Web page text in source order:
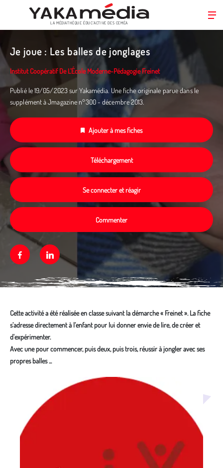
au
contenu
principal
LA MÉDIATHÈQUE ÉDUC’ACTIVE DES CEMÉA
Je joue : Les balles de jonglages
Institut Coopératif De L’École Moderne-Pédagogie Freinet
Publié le 19/05/2023 sur Yakamédia. Une fiche originale parue dans le
supplément à Jmagazine n°300 - décembre 2013.
Ajouter à mes fiches
Téléchargement
Se connecter et réagir
Commenter
FacebookLinkedin
Cette activité a été réalisée en classe suivant la démarche « Freinet ». La fiche
s’adresse directement à l’enfant pour lui donner envie de lire, de créer et
d'expérimenter.
Avec une pour commencer, puis deux, puis trois, réussir à jongler avec ses
propres balles ...